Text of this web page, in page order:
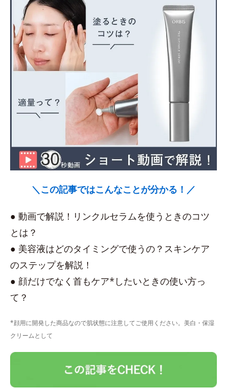
＼この記事ではこんなことが分かる！／
● 動画で解説！リンクルセラムを使うときのコツ
とは？
● 美容液はどのタイミングで使うの？スキンケア
のステップを解説！
● 顔だけでなく首もケア*したいときの使い方っ
て？
*顔用に開発した商品なので肌状態に注意してご使用ください。美白・保湿
クリームとして